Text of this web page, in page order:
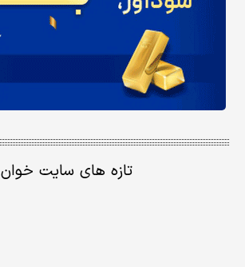
تازه های سایت خوان